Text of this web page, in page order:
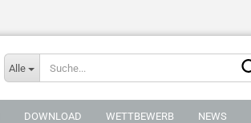
Alle
DOWNLOAD WETTBEWERB NEWS